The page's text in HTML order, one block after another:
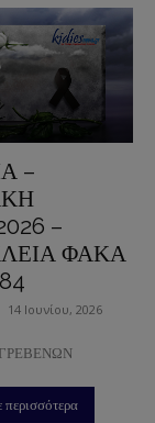
–
–
ΦΑΚΑ
14 Ιουνίου, 2026
περισσότερα